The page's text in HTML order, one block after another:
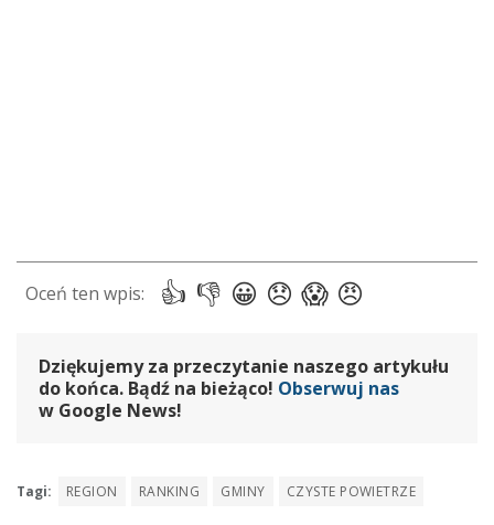
Dziękujemy za przeczytanie naszego artykułu
do końca. Bądź na bieżąco! Obserwuj nas
w Google News!
Tagi: REGION RANKING GMINY CZYSTE POWIETRZE